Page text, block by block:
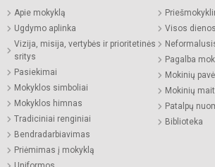
Apie mokyklą
Ugdymo aplinka
Vizija, misija, vertybės ir prioritetinės
sritys
Pasiekimai
Mokyklos simboliai
Mokyklos himnas
Tradiciniai renginiai
Bendradarbiavimas
Priėmimas į mokyklą
Visos
Pagalba
Mokinių
Mokinių
Patalpų
Biblioteka